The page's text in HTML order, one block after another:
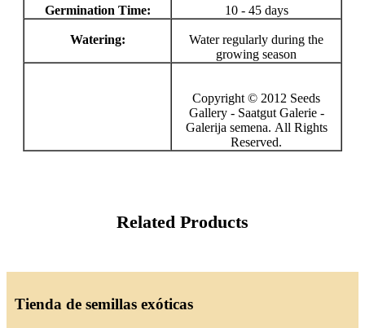
Germination Time: 10 - 45 days
Watering:
Water regularly during the
growing season
Copyright © 2012 Seeds
Gallery - Saatgut Galerie -
Galerija semena. All Rights
Reserved.
Related Products
Tienda de semillas exóticas